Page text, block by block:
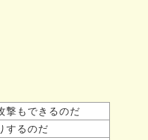
撃もできるのだ
するのだ